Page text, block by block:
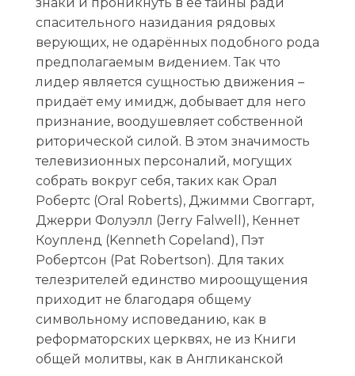
спасительного назидания рядовых
верующих, не одарённых подобного рода
предполагаемым видением. Так что
лидер является сущностью движения –
придаёт ему имидж, добывает для него
признание, воодушевляет собственной
риторической силой. В этом значимость
телевизионных персоналий, могущих
собрать вокруг себя, таких как Орал
Робертс (Oral Roberts), Джимми Своггарт,
Джерри Фолуэлл (Jerry Falwell), Кеннет
Коупленд (Kenneth Copeland), Пэт
Робертсон (Pat Robertson). Для таких
телезрителей единство мироощущения
приходит не благодаря общему
символьному исповеданию, как в
реформаторских церквях, не из Книги
общей молитвы, как в Англиканской